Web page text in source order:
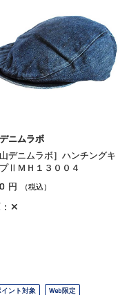
ニムラボ
山デニムラボ］ハンチングキ
ⅡＭＨ１３００４
円 （税込）
✕
イント対象 Web限定